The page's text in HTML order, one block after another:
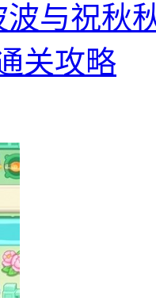
与祝秋
关攻略